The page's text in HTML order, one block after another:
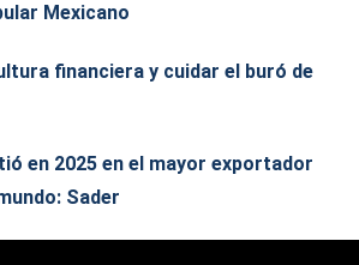
Mexicano
financiera y cuidar el buró de
en 2025 en el mayor exportador
Sader